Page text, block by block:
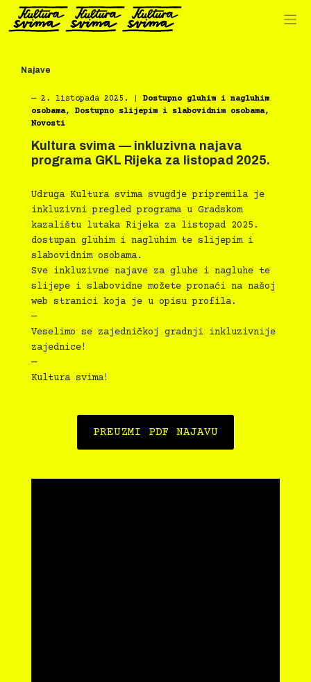
Preskoči
sadržaj
Najave
― 2. listopada 2025.
Dostupno gluhim i nagluhim
osobama, Dostupno slijepim i slabovidnim osobama,
Novosti
Kultura svima — inkluzivna najava
programa GKL Rijeka za listopad 2025.
Udruga Kultura svima svugdje pripremila je
inkluzivni pregled programa u Gradskom
kazalištu lutaka Rijeka za listopad 2025.
dostupan gluhim i nagluhim te slijepim i
slabovidnim osobama.
Sve inkluzivne najave za gluhe i nagluhe te
slijepe i slabovidne možete pronaći na našoj
web stranici koja je u opisu profila.
—
Veselimo se zajedničkoj gradnji inkluzivnije
zajednice!
—
Kultura svima!
PREUZMI PDF NAJAVU